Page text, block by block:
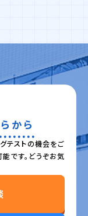
から
テストの機会をご
です。どうぞお気